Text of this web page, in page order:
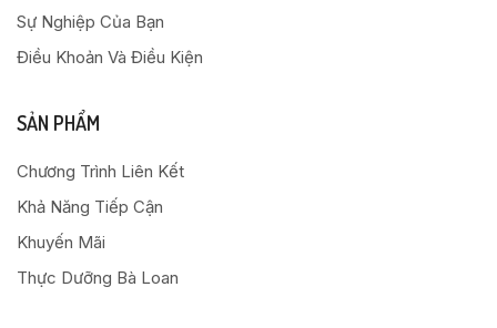
Sự Nghiệp Của Bạn
Điều Khoản Và Điều Kiện
SẢN PHẨM
Chương Trình Liên Kết
Khả Năng Tiếp Cận
Khuyến Mãi
Thực Dưỡng Bà Loan